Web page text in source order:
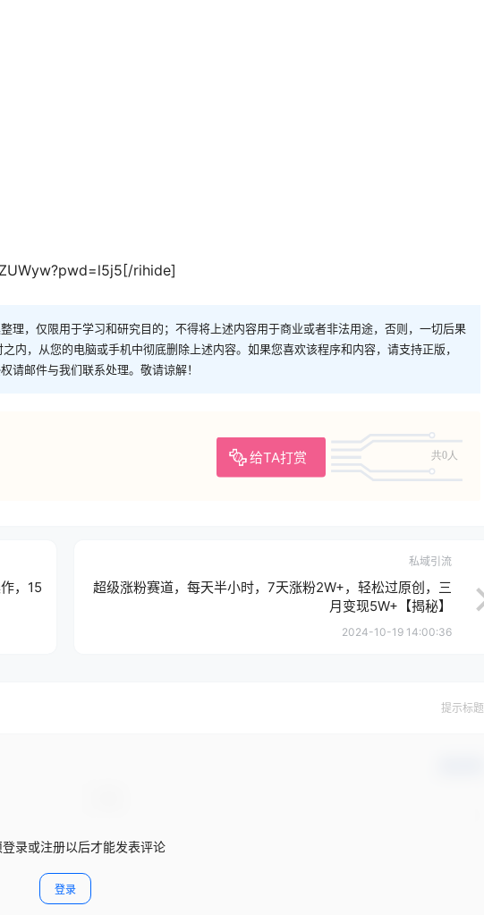
rihide]
理，仅限用于学习和研究目的；不得将上述内容用于商业或者非法用途，否则，一切后果
内，从您的电脑或手机中彻底删除上述内容。如果您喜欢该程序和内容，请支持正版，
请邮件与我们联系处理。敬请谅解！
给TA打赏 共0人
，15
私域引流
超级涨粉赛道，每天半小时，7天涨粉2W+，轻松过原创，三
月变现5W+【揭秘】
2024-10-19 14:00:36
提示标题
录或注册以后才能发表评论
登录